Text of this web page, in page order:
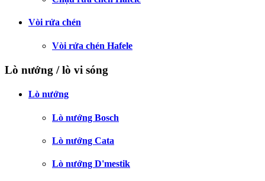
Vòi rửa chén
Vòi rửa chén Hafele
Lò nướng / lò vi sóng
Lò nướng
Lò nướng Bosch
Lò nướng Cata
Lò nướng D'mestik